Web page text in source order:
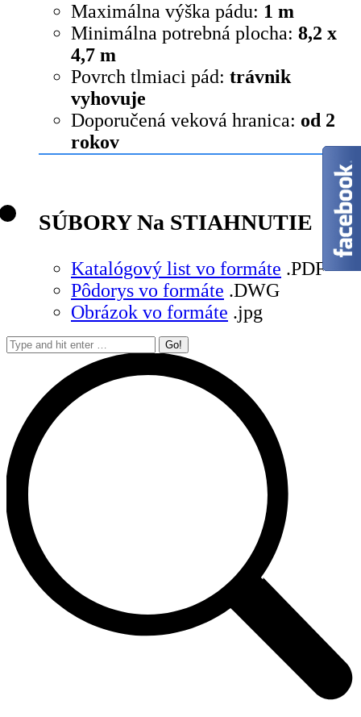
Maximálna výška pádu: 1 m
Minimálna potrebná plocha: 8,2 x
4,7 m
Povrch tlmiaci pád: trávnik
vyhovuje
Doporučená veková hranica: od 2
rokov
SÚBORY Na STIAHNUTIE
Katalógový list vo formáte .PDF
Pôdorys vo formáte .DWG
Obrázok vo formáte .jpg
Search: